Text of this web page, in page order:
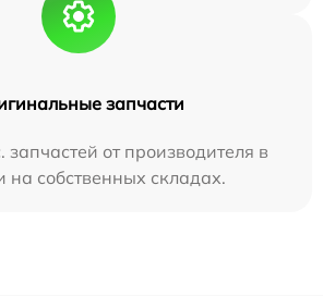
запчасти
запчастей от производителя в
на собственных складах.